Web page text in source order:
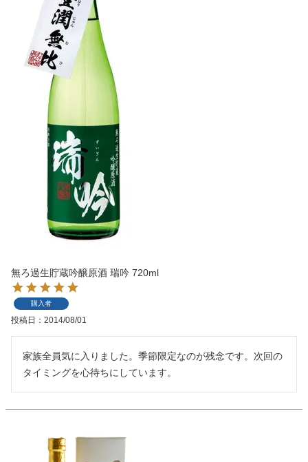
無ろ過生貯蔵吟醸原酒 瑞吟 720ml
購入者
投稿日 2014/08/01
家族全員気に入りました。季節限定なのが残念です。次回の
タイミングを心待ちにしています。